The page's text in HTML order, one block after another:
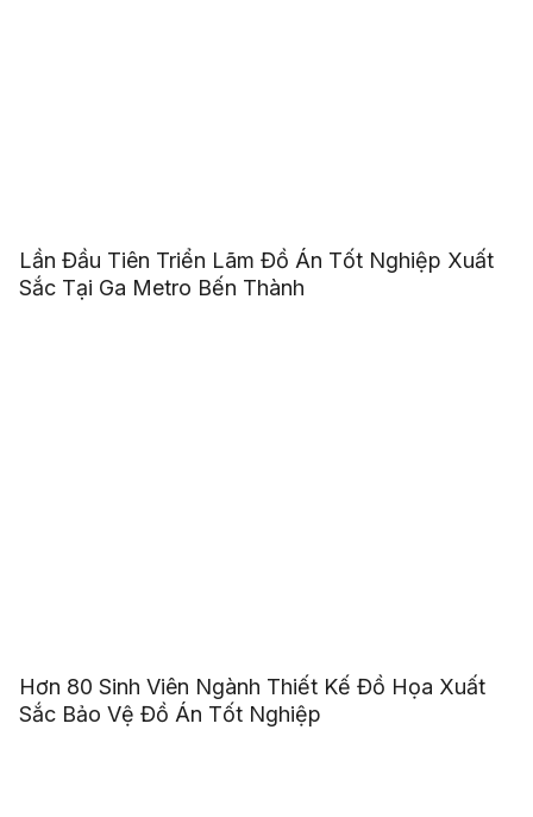
Lần Đầu Tiên Triển Lãm Đồ Án Tốt Nghiệp Xuất
Sắc Tại Ga Metro Bến Thành
Hơn 80 Sinh Viên Ngành Thiết Kế Đồ Họa Xuất
Sắc Bảo Vệ Đồ Án Tốt Nghiệp